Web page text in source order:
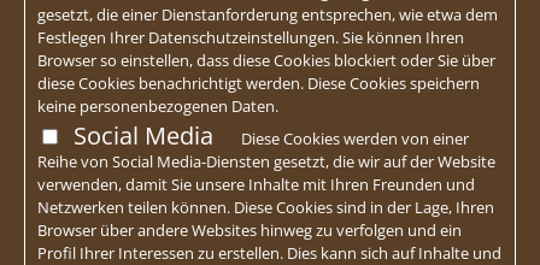
gesetzt, die einer Dienstanforderung entsprechen, wie etwa dem
Festlegen Ihrer Datenschutzeinstellungen. Sie können Ihren
Browser so einstellen, dass diese Cookies blockiert oder Sie über
diese Cookies benachrichtigt werden. Diese Cookies speichern
keine personenbezogenen Daten.
Social Media
Diese Cookies werden von einer
Reihe von Social Media-Diensten gesetzt, die wir auf der Website
verwenden, damit Sie unsere Inhalte mit Ihren Freunden und
Netzwerken teilen können. Diese Cookies sind in der Lage, Ihren
Browser über andere Websites hinweg zu verfolgen und ein
Profil Ihrer Interessen zu erstellen. Dies kann sich auf Inhalte und